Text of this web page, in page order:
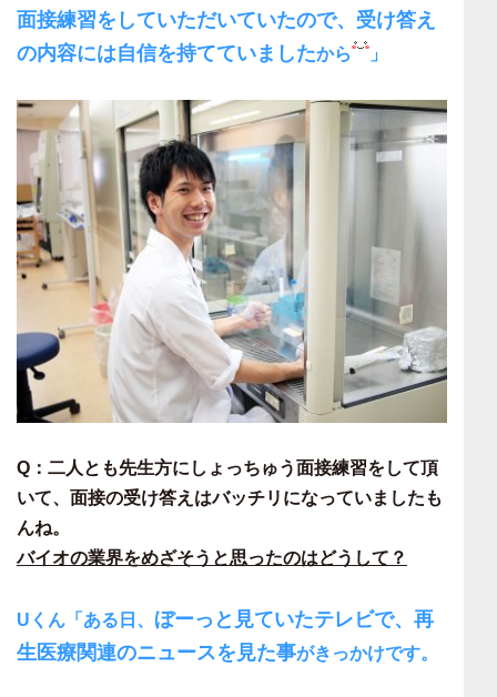
面接練習をしていただいていたので、受け答え
の内容には自信を持てていましたから 」
Q：二人とも先生方にしょっちゅう面接練習をして頂
いて、面接の受け答えはバッチリになっていましたも
んね。
バイオの業界をめざそうと思ったのはどうして？
Uくん「 ある日、 ぼーっと見ていたテレビで、再
生医療関連のニュースを見た事がきっかけです。